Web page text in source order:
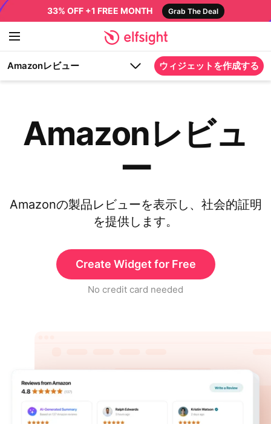
33% OFF +1 FREE MONTH Grab The Deal
Amazonレビュー ウィジェットを作成する
Amazonレビュ
ー
Amazonの製品レビューを表示し、社会的証明
を提供します。
Create Widget for Free
No credit card needed